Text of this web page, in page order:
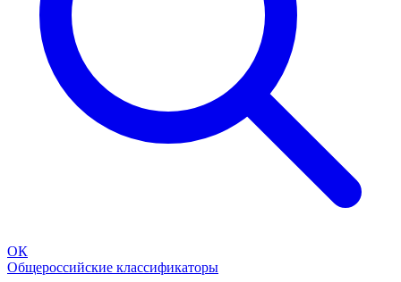
ОК
Общероссийские классификаторы